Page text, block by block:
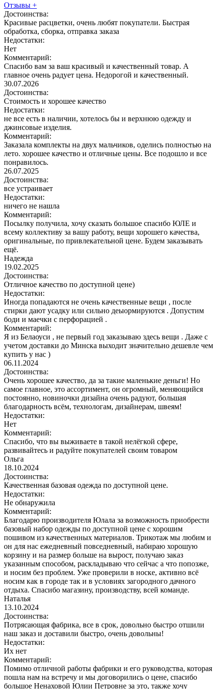
Отзывы +
Достоинства:
Красивые расцветки, очень любят покупатели. Быстрая
обработка, сборка, отправка заказа
Недостатки:
Нет
Комментарий:
Спасибо вам за ваш красивый и качественный товар. А
главное очень радует цена. Недорогой и качественный.
30.07.2026
Достоинства:
Стоимость и хорошее качество
Недостатки:
не все есть в наличии, хотелось бы и верхнюю одежду и
джинсовые изделия.
Комментарий:
Заказала комплекты на двух мальчиков, оделись полностью на
лето. хорошее качество и отличные цены. Все подошло и все
понравилось.
26.07.2025
Достоинства:
все устраивает
Недостатки:
ничего не нашла
Комментарий:
Посылку получила, хочу сказать большое спасибо ЮЛЕ и
всему коллективу за вашу работу, вещи хорошего качества,
оригинальные, по привлекательной цене. Будем заказывать
ещё.
Надежда
19.02.2025
Достоинства:
Отличное качество по доступной цене)
Недостатки:
Иногда попадаются не очень качественные вещи , после
стирки дают усадку или сильно деыормируются . Допустим
боди и маечки с перфорацией .
Комментарий:
Я из Белаоуси , не первый год заказываю здесь вещи . Даже с
учетом доставки до Минска выходит значительно дешевле чем
купить у нас )
06.11.2024
Достоинства:
Очень хорошее качество, да за такие маленькие деньги! Но
самое главное, это ассортимент, он огромный, меняющийся
постоянно, новиночки дизайна очень радуют, большая
благодарность всём, технологам, дизайнерам, швеям!
Недостатки:
Нет
Комментарий:
Спасибо, что вы выживаете в такой нелёгкой сфере,
развивайтесь и радуйте покупателей своим товаром
Ольга
18.10.2024
Достоинства:
Качественная базовая одежда по доступной цене.
Недостатки:
Не обнаружила
Комментарий:
Благодарю производителя Юлала за возможность приобрести
базовый набор одежды по доступной цене с хорошим
пошивом из качественных материалов. Трикотаж мы любим и
он для нас ежедневный повседневный, набираю хорошую
корзину и на размер больше на вырост, получаю заказ
указанным способом, раскладываю что сейчас а что попозже,
и носим без проблем. Уже проверили в носке, активно всё
носим как в городе так и в условиях загородного дачного
отдыха. Спасибо магазину, производству, всей команде.
Наталья
13.10.2024
Достоинства:
Потрясающая фабрика, все в срок, довольно быстро отшили
наш заказ и доставили быстро, очень довольны!
Недостатки:
Их нет
Комментарий:
Помимо отличной работы фабрики и его руководства, которая
пошла нам на встречу и мы договорились о цене, спасибо
большое Ненаховой Юлии Петровне за это, также хочу